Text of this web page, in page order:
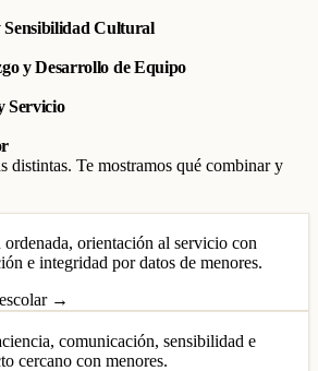
Cultural
y Desarrollo de Equipo
Servicio
distintas. Te mostramos qué combinar y
orientación al servicio con
e integridad por datos de menores.
→
comunicación, sensibilidad e
cercano con menores.